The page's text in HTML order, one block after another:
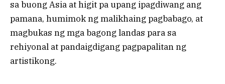
sa buong Asia at higit pa upang ipagdiwang ang
pamana, humimok ng malikhaing pagbabago, at
magbukas ng mga bagong landas para sa
rehiyonal at pandaigdigang pagpapalitan ng
artistikong.